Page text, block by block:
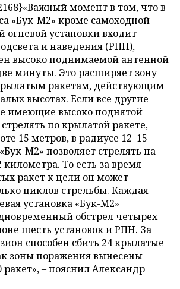
момент в том, что в
«Бук-М2» кроме самоходной
огневой установки входит
и наведения (РПН),
высоко поднимаемой антенной
минуты. Это расширяет зону
ракетам, действующим
высотах. Если все другие
имеющие высоко поднятой
по крылатой ракете,
15 метров, в радиусе 12–15
М2» позволяет стрелять на
километра. То есть за время
ракет к цели он может
циклов стрельбы. Каждая
установка «Бук-М2»
обстрел четырех
шесть установок и РПН. За
способен сбить 24 крылатые
зоны поражения вынесены
ракет», – пояснил Александр